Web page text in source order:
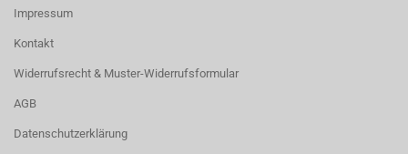
Impressum
Kontakt
Widerrufsrecht & Muster-Widerrufsformular
AGB
Datenschutzerklärung